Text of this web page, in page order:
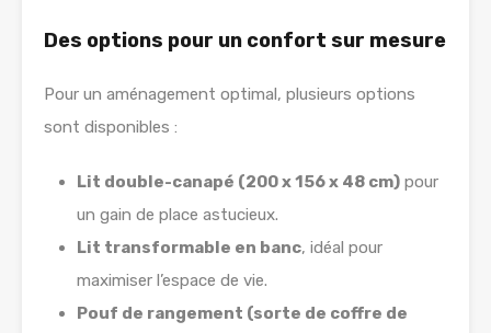
Des options pour un confort sur mesure
Pour un aménagement optimal, plusieurs options
sont disponibles :
Lit double-canapé (200 x 156 x 48 cm) pour
un gain de place astucieux.
Lit transformable en banc, idéal pour
maximiser l’espace de vie.
Pouf de rangement (sorte de coffre de